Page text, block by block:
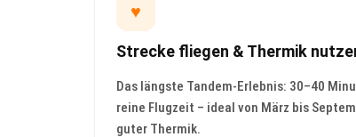
♥
Strecke fliegen & Thermik
Das längste Tandem-Erlebnis: 30–40
reine Flugzeit – ideal von März bis
guter Thermik.